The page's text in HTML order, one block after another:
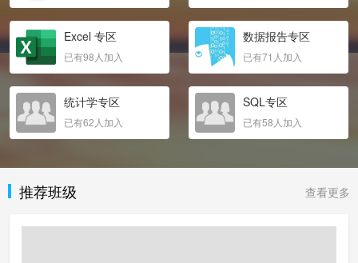
Excel 专区
已有98人加入
数据报告专区
已有71人加入
统计学专区
已有62人加入
SQL专区
已有58人加入
推荐班级 查看更多